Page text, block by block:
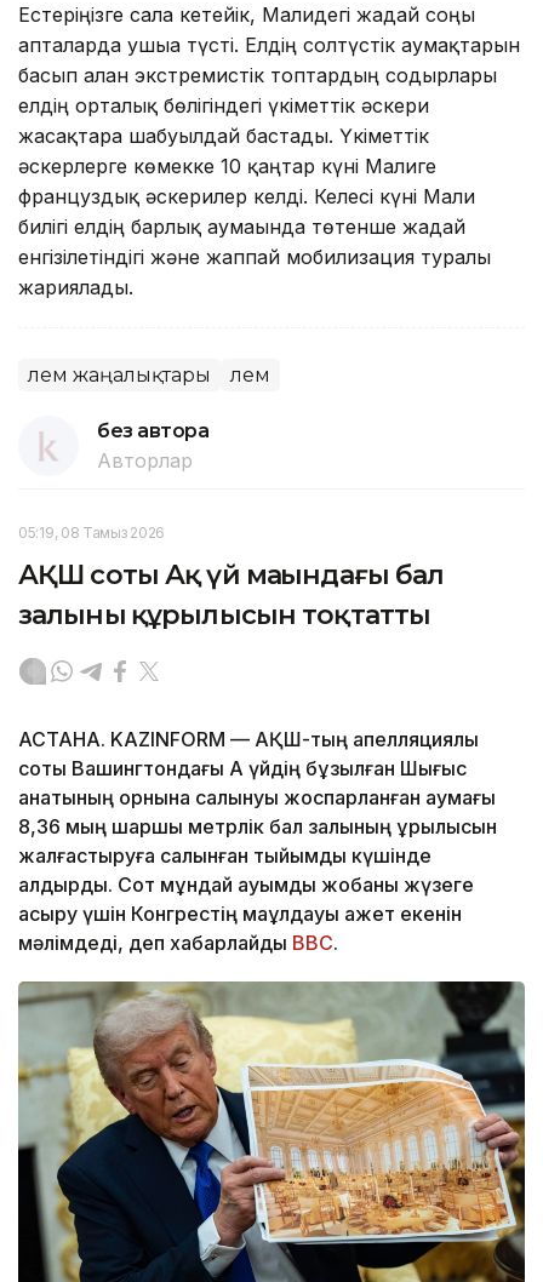
Естеріңізге сала кетейік, Малидегі жағдай соңғы
апталарда ушыға түсті. Елдің солтүстік аумақтарын
басып алған экстремистік топтардың содырлары
елдің орталық бөлігіндегі үкіметтік әскери
жасақтарға шабуылдай бастады. Үкіметтік
әскерлерге көмекке 10 қаңтар күні Малиге
француздық әскерилер келді. Келесі күні Мали
билігі елдің барлық аумағында төтенше жағдай
енгізілетіндігі және жаппай мобилизация туралы
жариялады.
Әлем жаңалықтары Әлем
без автора
Авторлар
05:19, 08 Тамыз 2026
АҚШ соты Ақ үй маңындағы бал
залының құрылысын тоқтатты
АСТАНА. KAZINFORM — АҚШ-тың апелляциялық
соты Вашингтондағы Ақ үйдің бұзылған Шығыс
қанатының орнына салынуы жоспарланған аумағы
8,36 мың шаршы метрлік бал залының құрылысын
жалғастыруға салынған тыйымды күшінде
қалдырды. Сот мұндай ауқымды жобаны жүзеге
асыру үшін Конгрестің мақұлдауы қажет екенін
мәлімдеді, деп хабарлайды BBC.